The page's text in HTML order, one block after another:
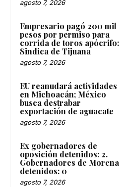
agosto 7, 2026
Empresario pagó 200 mil
pesos por permiso para
corrida de toros apócrifo:
Sindica de Tijuana
agosto 7, 2026
EU reanudará actividades
en Michoacán; México
busca destrabar
exportación de aguacate
agosto 7, 2026
Ex gobernadores de
oposición detenidos: 2.
Gobernadores de Morena
detenidos: 0
agosto 7, 2026